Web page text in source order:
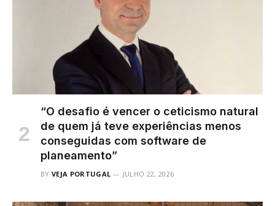
“O desafio é vencer o ceticismo natural
de quem já teve experiências menos
conseguidas com software de
planeamento”
BY VEJA PORTUGAL JULHO 22, 2026